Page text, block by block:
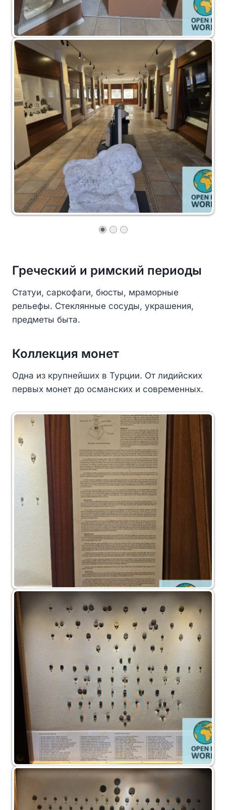
Греческий и римский периоды
Статуи, саркофаги, бюсты, мраморные
рельефы. Стеклянные сосуды, украшения,
предметы быта.
Коллекция монет
Одна из крупнейших в Турции. От лидийских
первых монет до османских и современных.